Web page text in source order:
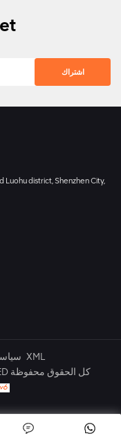
district, Shenzhen City,
XML
© 2026 STOR TECHNOLOGY LIMITED كل الحقوق محفوظة